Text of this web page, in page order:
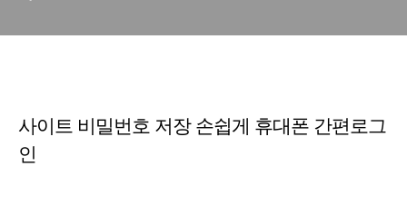
사이트 비밀번호 저장 손쉽게 휴대폰 간편로그
인